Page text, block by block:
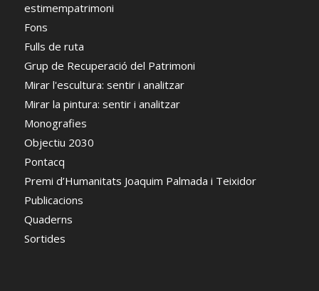
estimempatrimoni
Fons
Fulls de ruta
Grup de Recuperació del Patrimoni
Mirar l'escultura: sentir i analitzar
Mirar la pintura: sentir i analitzar
Monografies
Objectiu 2030
Pontacq
Premi d’Humanitats Joaquim Palmada i Teixidor
Publicacions
Quaderns
Sortides